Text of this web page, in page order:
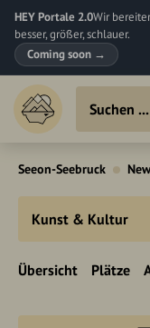
HEY Portale 2.0Wir
besser, größer, schlauer.
Coming soon →
Seeon-Seebruck
Kunst & Kultur
Übersicht Plätze